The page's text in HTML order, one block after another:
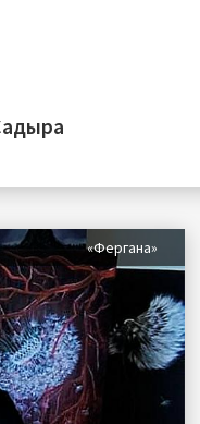
«Фергана»